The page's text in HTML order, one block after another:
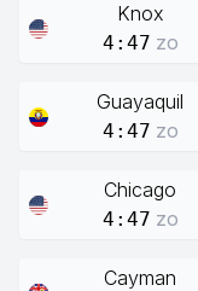
Knox
4:47 zo
Guayaquil
4:47 zo
Chicago
4:47 zo
Cayman